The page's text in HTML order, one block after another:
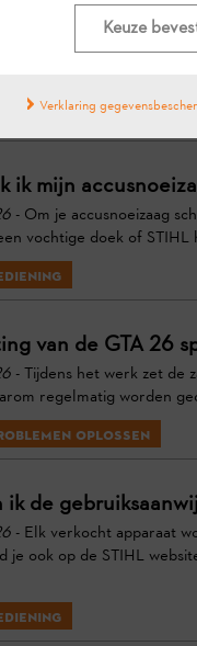
ik een
- Om de STIHL
staat verkeren:
ik mijn
- Om je accusnoeizaag
vochtige doek of
van de GTA 26
- Tijdens het werk zet de
regelmatig worden
oplossen
ik de
- Elk verkocht apparaat
je ook op de STIHL
Keuze
Verklaring